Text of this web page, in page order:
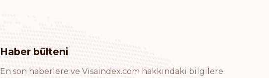
Haber bülteni
En son haberlere ve Visaindex.com hakkındaki bilgilere